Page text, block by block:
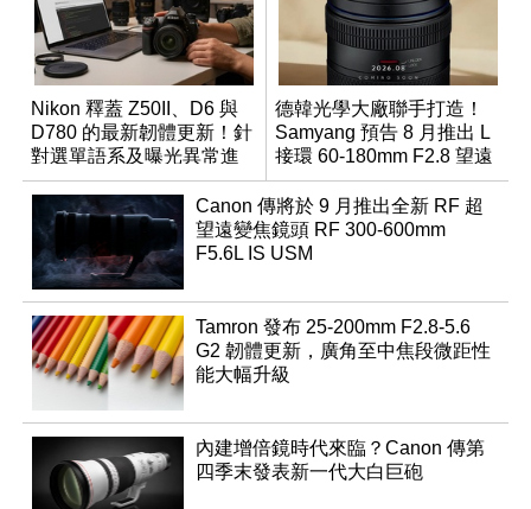
Nikon 釋蓋 Z50II、D6 與
D780 的最新韌體更新！針
對選單語系及曝光異常進
行修復
德韓光學大廠聯手打造！
Samyang 預告 8 月推出 L
接環 60-180mm F2.8 望遠
變焦鏡
Canon 傳將於 9 月推出全新 RF 超
望遠變焦鏡頭 RF 300-600mm
F5.6L IS USM
Tamron 發布 25-200mm F2.8-5.6
G2 韌體更新，廣角至中焦段微距性
能大幅升級
內建增倍鏡時代來臨？Canon 傳第
四季末發表新一代大白巨砲